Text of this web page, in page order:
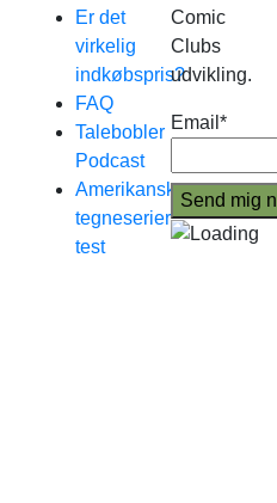
Er det
virkelig
indkøbspris?
FAQ
Talebobler
Podcast
Amerikanske
tegneserier
test
Comic
Clubs
udvikling.
Email*